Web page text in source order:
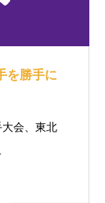
を勝手に
会、東北